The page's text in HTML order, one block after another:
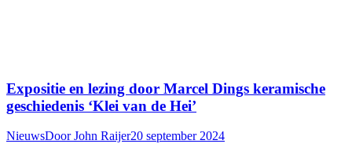
Expositie en lezing door Marcel Dings keramische
geschiedenis ‘Klei van de Hei’
NieuwsDoorJohn Raijer20 september 2024